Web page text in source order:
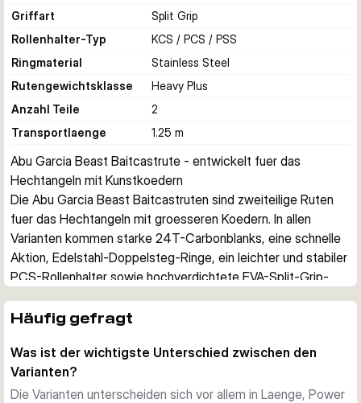
Griffart
Split Grip
Rollenhalter-Typ
KCS / PCS / PSS
Ringmaterial
Stainless Steel
Rutengewichtsklasse
Heavy Plus
Anzahl Teile
2
Transportlaenge
1.25 m
Abu Garcia Beast Baitcastrute - entwickelt fuer das
Hechtangeln mit Kunstkoedern
Die Abu Garcia Beast Baitcastruten sind zweiteilige Ruten
fuer das Hechtangeln mit groesseren Koedern. In allen
Varianten kommen starke 24T-Carbonblanks, eine schnelle
Aktion, Edelstahl-Doppelsteg-Ringe, ein leichter und stabiler
PCS-Rollenhalter sowie hochverdichtete EVA-Split-Grip-
Fuer das gezielte Hechtangeln
ausgelegt, wenn groessere Hardbaits, Softbaits und andere
voluminose Koeder praezise geworfen werden sollen. Die
Reihe deckt Wurfgewichte von 20-70 g bis 50-200 g ab
Häufig gefragt
Was ist der wichtigste Unterschied zwischen den
Varianten?
Die Varianten unterscheiden sich vor allem in Laenge, Power